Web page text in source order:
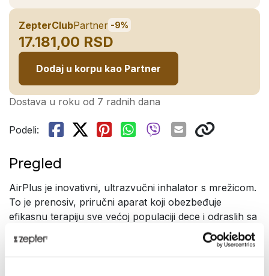
ZepterClubPartner -9%
17.181,00 RSD
Dodaj u korpu kao Partner
Dostava u roku od 7 radnih dana
Podeli:
Pregled
AirPlus je inovativni, ultrazvučni inhalator s mrežicom.
To je prenosiv, priručni aparat koji obezbeđuje
efikasnu terapiju sve većoj populaciji dece i odraslih sa
hroničnim respiratornim oboljenjima kao što su astma,
bronhitis, hronična opstruktivna bolest pluća (HOBP) i
upala pluća.